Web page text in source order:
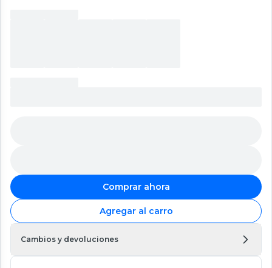
Comprar ahora
Agregar al carro
Cambios y devoluciones